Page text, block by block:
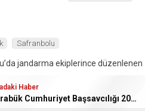
Haber
Karabük Cumhuriyet Başsavcılığı 2025 Yılı Verilerini Açıkladı: Temizlenme Oranı %102,43
Safranbolu